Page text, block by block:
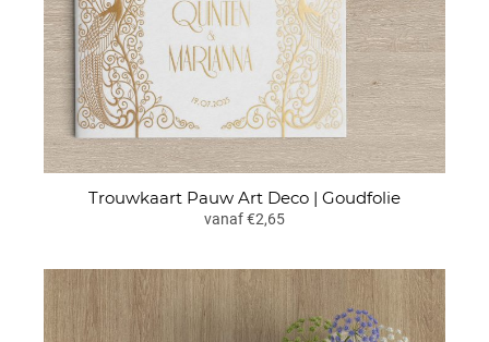
Trouwkaart Pauw Art Deco | Goudfolie
vanaf €2,65